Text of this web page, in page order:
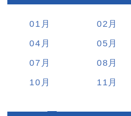
01 02
04
05
07
08
10
11